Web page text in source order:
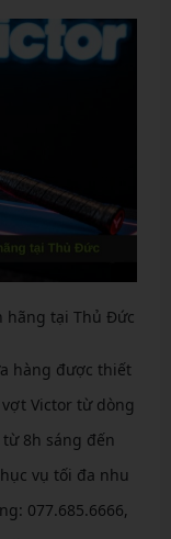
hãng tại Thủ Đức
hàng được thiết
Victor từ dòng
8h sáng đến
vụ tối đa nhu
077.685.6666,